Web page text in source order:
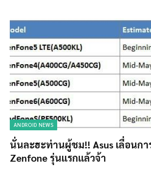
ANDROID NEWS
นั่นละฮะท่านผู้ชม!! Asus เลื่อนกา
Zenfone รุ่นแรกแล้วจ้า